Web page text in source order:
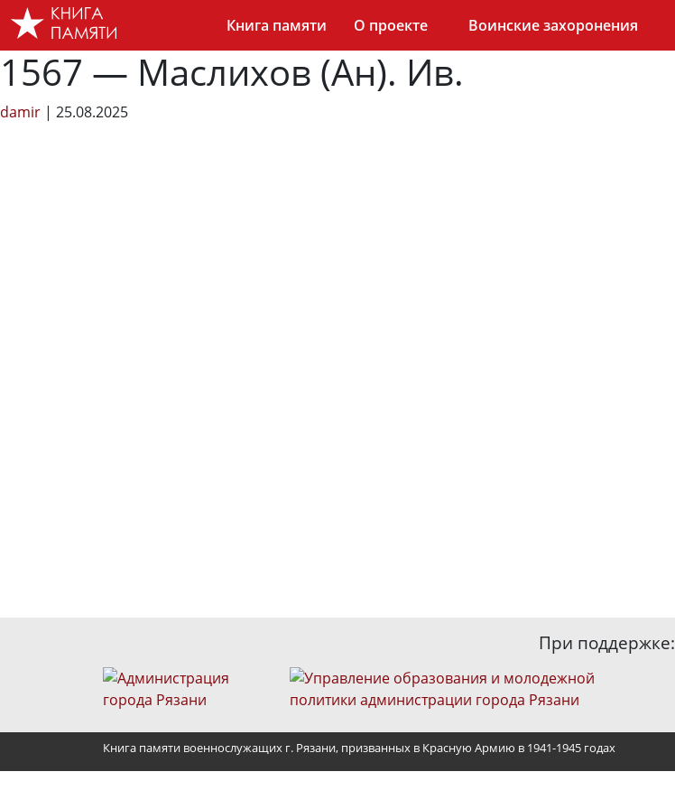
Skip
the
content
Книга памяти О проекте Воинские захоронения
1567 — Маслихов (Ан). Ив.
damir | 25.08.2025
При поддержке:
Книга памяти военнослужащих г. Рязани, призванных в Красную Армию в 1941-1945 годах